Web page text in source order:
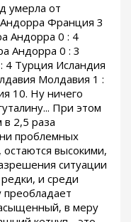
умерла от
Франция 3
Андорра 0 : 4
Андорра 0 : 3
4 Турция Исландия
Молдавия 1 :
10. Ну ничего
При этом
в 2,5 раза
проблемных
остаются высокими,
ситуации
и среди
в меру